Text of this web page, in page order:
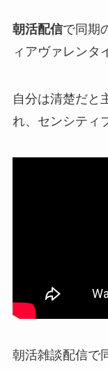
朝活配信で同期
ィアヴァレンタ
自分は清楚だと
れ、 センシティ
朝活雑談配信で